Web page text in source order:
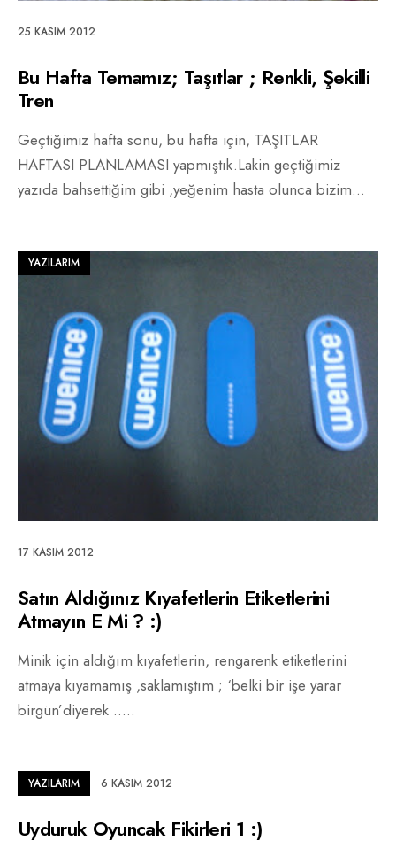
25 KASIM 2012
Bu Hafta Temamız; Taşıtlar ; Renkli, Şekilli
Tren
Geçtiğimiz hafta sonu, bu hafta için, TAŞITLAR
HAFTASI PLANLAMASI yapmıştık.Lakin geçtiğimiz
yazıda bahsettiğim gibi ,yeğenim hasta olunca bizim...
YAZILARIM
17 KASIM 2012
Satın Aldığınız Kıyafetlerin Etiketlerini
Atmayın E Mi ? :)
Minik için aldığım kıyafetlerin, rengarenk etiketlerini
atmaya kıyamamış ,saklamıştım ; ‘belki bir işe yarar
birgün’diyerek .....
YAZILARIM 6 KASIM 2012
Uyduruk Oyuncak Fikirleri 1 :)